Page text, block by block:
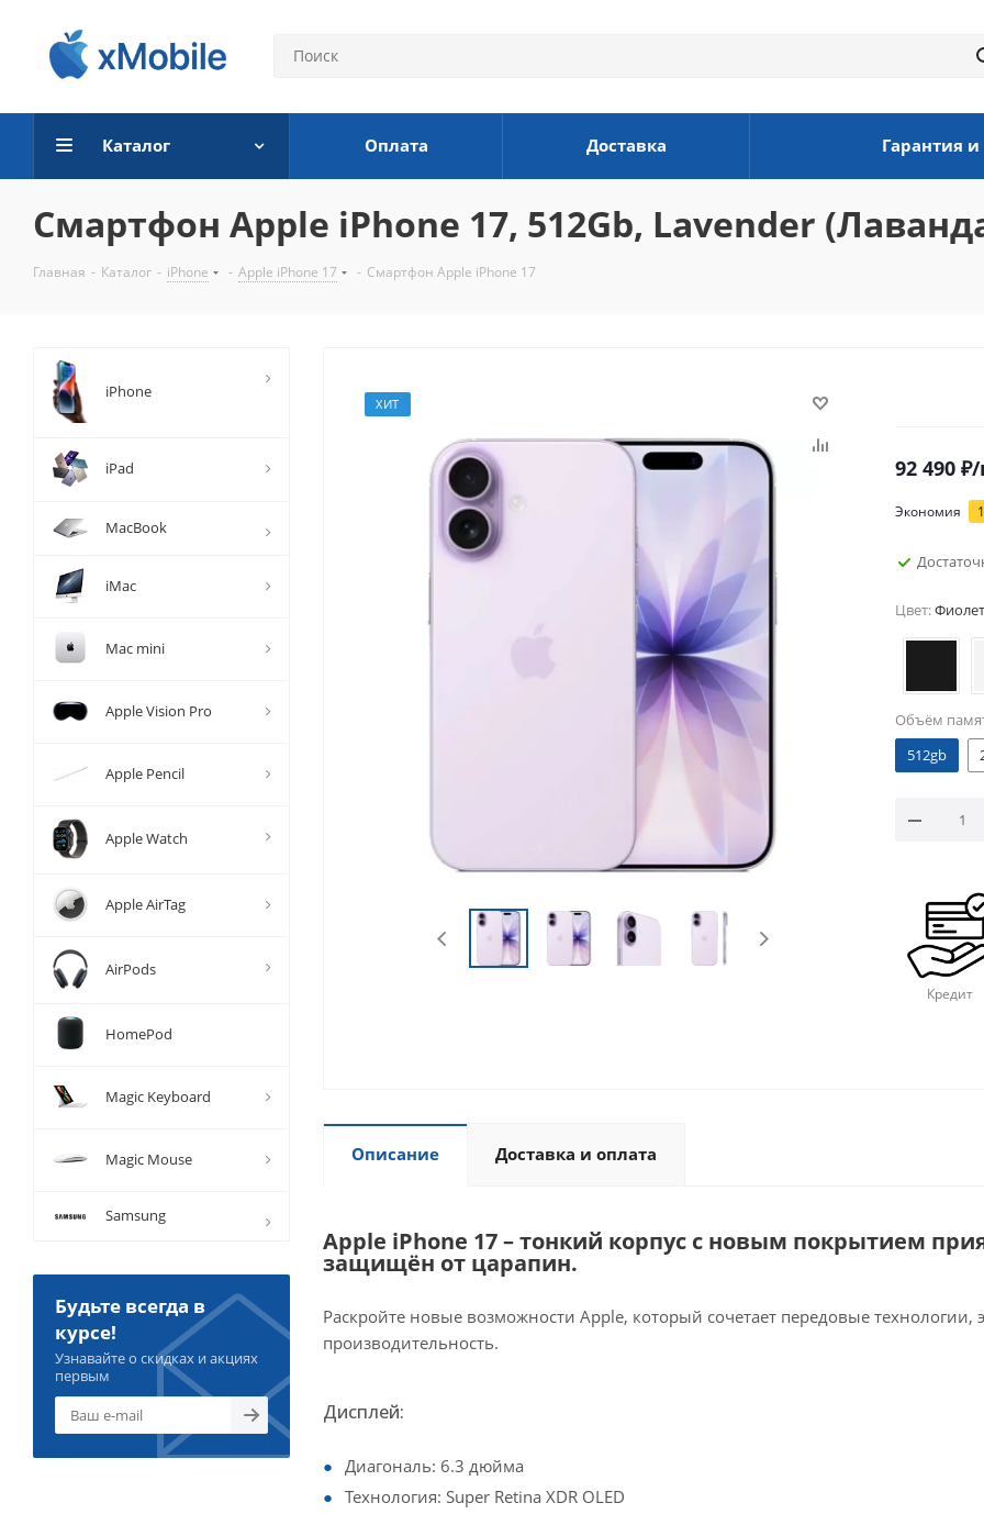
Каталог Оплата Доставка Гарантия и
Смартфон Apple iPhone 17, 512Gb, Lavender
Главная - Каталог - iPhone - Apple iPhone 17 - Смартфон Apple iPhone 17
ХИТ
92 490 ₽/
Экономия
Цвет:
Объём
512gb
Кредит
Описание Доставка и оплата
Apple iPhone 17 – тонкий корпус с новым покрытием
защищён от царапин.
Раскройте новые возможности Apple, который сочетает передовые
производительность.
Дисплей:
Диагональ: 6.3 дюйма
Технология: Super Retina XDR OLED
iPhone
iPad
MacBook
iMac
Mac mini
Apple Vision Pro
Apple Pencil
Apple Watch
Apple AirTag
AirPods
HomePod
Magic Keyboard
Magic Mouse
Samsung
Будьте всегда в
курсе!
Узнавайте о скидках и акциях
первым